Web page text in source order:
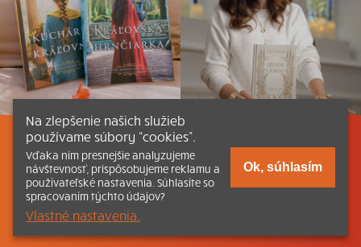
Listovať Obsah Dokumenty a články
Kontakt Tlačená verzia Katechizmu
© 2026 katechizmus.sk |
funguje aj vďaka kresťanskému kníhkupectvu
Na zlepšenie našich služieb
používame súbory “cookies”.
Vďaka nim presnejšie analyzujeme
návštevnosť, prispôsobujeme reklamu a
používateľské nastavenia. Súhlasíte so
spracovaním týchto údajov?
Vlastné nastavenia.
Ok, súhlasím